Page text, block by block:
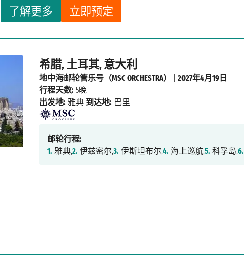
了解更多 立即预定
希腊, 土耳其, 意大利
地中海邮轮管乐号（MSC ORCHESTRA）
2027年4月19日
行程天数: 5晚
出发地: 雅典 到达地: 巴里
邮轮行程:
1. 雅典,2. 伊兹密尔,3. 伊斯坦布尔,4. 海上巡航,5. 科孚岛,6.